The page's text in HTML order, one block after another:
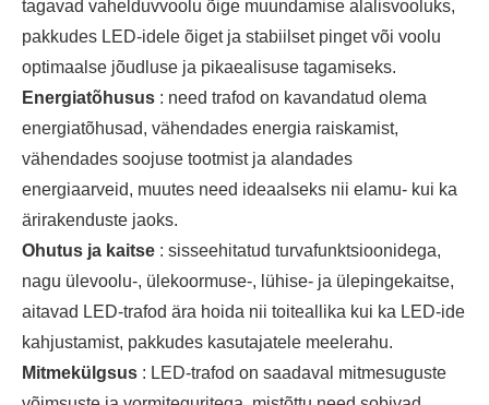
tagavad vahelduvvoolu õige muundamise alalisvooluks,
pakkudes LED-idele õiget ja stabiilset pinget või voolu
optimaalse jõudluse ja pikaealisuse tagamiseks.
Energiatõhusus : need trafod on kavandatud olema
energiatõhusad, vähendades energia raiskamist,
vähendades soojuse tootmist ja alandades
energiaarveid, muutes need ideaalseks nii elamu- kui ka
ärirakenduste jaoks.
Ohutus ja kaitse : sisseehitatud turvafunktsioonidega,
nagu ülevoolu-, ülekoormuse-, lühise- ja ülepingekaitse,
aitavad LED-trafod ära hoida nii toiteallika kui ka LED-ide
kahjustamist, pakkudes kasutajatele meelerahu.
Mitmekülgsus : LED-trafod on saadaval mitmesuguste